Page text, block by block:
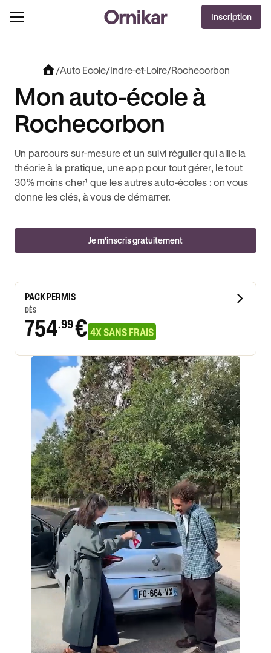
OFFRE EXCLUSIVE
JUSQU’À 170€ OFFERTS AVEC REVOLUT +
J'EN PROFITE !
Inscription
/Auto Ecole/Indre-et-Loire/Rochecorbon
Mon auto-école à
Rochecorbon
Un parcours sur-mesure et un suivi régulier qui allie la
théorie à la pratique, une app pour tout gérer, le tout
30% moins cher¹ que les autres auto-écoles : on vous
donne les clés, à vous de démarrer.
Je m'inscris gratuitement
PACK PERMIS
DÈS
754.99€ 4X SANS FRAIS